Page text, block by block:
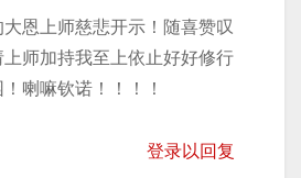
恩上师慈悲开示！随喜赞叹
上师加持我至上依止好好修行
喇嘛钦诺！！！！
登录以回复